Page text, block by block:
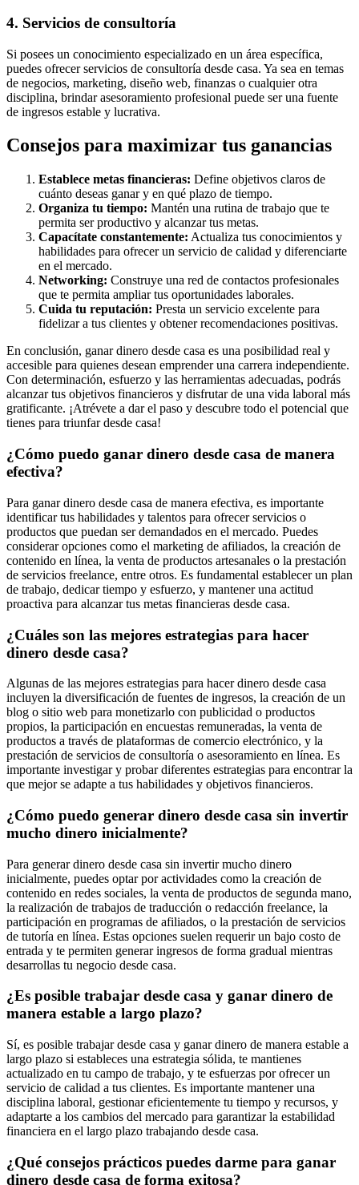
4. Servicios de consultoría
Si posees un conocimiento especializado en un área específica,
puedes ofrecer servicios de consultoría desde casa. Ya sea en temas
de negocios, marketing, diseño web, finanzas o cualquier otra
disciplina, brindar asesoramiento profesional puede ser una fuente
de ingresos estable y lucrativa.
Consejos para maximizar tus ganancias
Establece metas financieras: Define objetivos claros de
cuánto deseas ganar y en qué plazo de tiempo.
Organiza tu tiempo: Mantén una rutina de trabajo que te
permita ser productivo y alcanzar tus metas.
Capacítate constantemente: Actualiza tus conocimientos y
habilidades para ofrecer un servicio de calidad y diferenciarte
en el mercado.
Networking: Construye una red de contactos profesionales
que te permita ampliar tus oportunidades laborales.
Cuida tu reputación: Presta un servicio excelente para
fidelizar a tus clientes y obtener recomendaciones positivas.
En conclusión, ganar dinero desde casa es una posibilidad real y
accesible para quienes desean emprender una carrera independiente.
Con determinación, esfuerzo y las herramientas adecuadas, podrás
alcanzar tus objetivos financieros y disfrutar de una vida laboral más
gratificante. ¡Atrévete a dar el paso y descubre todo el potencial que
tienes para triunfar desde casa!
¿Cómo puedo ganar dinero desde casa de manera
efectiva?
Para ganar dinero desde casa de manera efectiva, es importante
identificar tus habilidades y talentos para ofrecer servicios o
productos que puedan ser demandados en el mercado. Puedes
considerar opciones como el marketing de afiliados, la creación de
contenido en línea, la venta de productos artesanales o la prestación
de servicios freelance, entre otros. Es fundamental establecer un plan
de trabajo, dedicar tiempo y esfuerzo, y mantener una actitud
proactiva para alcanzar tus metas financieras desde casa.
¿Cuáles son las mejores estrategias para hacer
dinero desde casa?
Algunas de las mejores estrategias para hacer dinero desde casa
incluyen la diversificación de fuentes de ingresos, la creación de un
blog o sitio web para monetizarlo con publicidad o productos
propios, la participación en encuestas remuneradas, la venta de
productos a través de plataformas de comercio electrónico, y la
prestación de servicios de consultoría o asesoramiento en línea. Es
importante investigar y probar diferentes estrategias para encontrar la
que mejor se adapte a tus habilidades y objetivos financieros.
¿Cómo puedo generar dinero desde casa sin invertir
mucho dinero inicialmente?
Para generar dinero desde casa sin invertir mucho dinero
inicialmente, puedes optar por actividades como la creación de
contenido en redes sociales, la venta de productos de segunda mano,
la realización de trabajos de traducción o redacción freelance, la
participación en programas de afiliados, o la prestación de servicios
de tutoría en línea. Estas opciones suelen requerir un bajo costo de
entrada y te permiten generar ingresos de forma gradual mientras
desarrollas tu negocio desde casa.
¿Es posible trabajar desde casa y ganar dinero de
manera estable a largo plazo?
Sí, es posible trabajar desde casa y ganar dinero de manera estable a
largo plazo si estableces una estrategia sólida, te mantienes
actualizado en tu campo de trabajo, y te esfuerzas por ofrecer un
servicio de calidad a tus clientes. Es importante mantener una
disciplina laboral, gestionar eficientemente tu tiempo y recursos, y
adaptarte a los cambios del mercado para garantizar la estabilidad
financiera en el largo plazo trabajando desde casa.
¿Qué consejos prácticos puedes darme para ganar
dinero desde casa de forma exitosa?